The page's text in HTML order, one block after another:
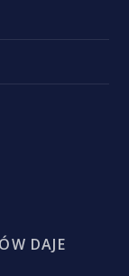
DAJE